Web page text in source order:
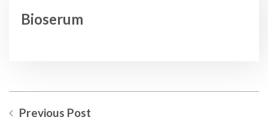
Bioserum
Previous Post